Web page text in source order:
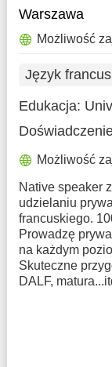
Warszawa
Możliwość
Język
Edukacja:
Możliwość
Native speaker
udzielaniu
francuskiego.
Prowadzę
na każdym
Skuteczne
DALF,